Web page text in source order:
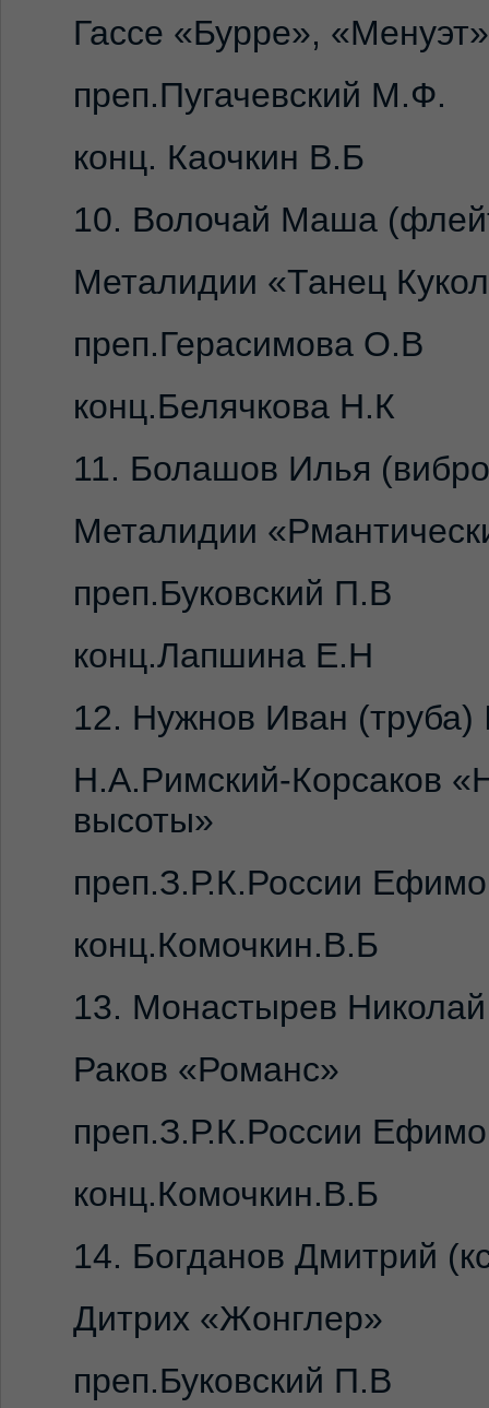
Гассе «Бурре», «Менуэт»
преп.Пугачевский М.Ф.
конц. Каочкин В.Б
10. Волочай Маша
Металидии «Танец
преп.Герасимова О.В
конц.Белячкова Н.К
11. Болaшов Илья
Металидии
преп.Буковский П.В
конц.Лапшина Е.Н
12. Нужнов Иван (труба)
Н.А.Римский-Корсаков
высоты»
преп.З.Р.К.России
конц.Комочкин.В.Б
13. Монастырев
Раков «Романс»
преп.З.Р.К.России
конц.Комочкин.В.Б
14. Богданов Дмитрий
Дитрих «Жонглер»
преп.Буковский П.В